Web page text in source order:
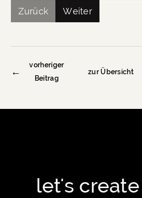
Zurück Weiter
←
vorheriger
Beitrag
zur Übersicht
let's